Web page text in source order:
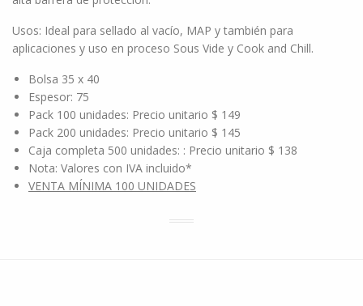
Usos: Ideal para sellado al vacío, MAP y también para
aplicaciones y uso en proceso Sous Vide y Cook and Chill.
Bolsa 35 x 40
Espesor: 75
Pack 100 unidades: Precio unitario $ 149
Pack 200 unidades: Precio unitario $ 145
Caja completa 500 unidades: : Precio unitario $ 138
Nota: Valores con IVA incluido*
VENTA MÍNIMA 100 UNIDADES